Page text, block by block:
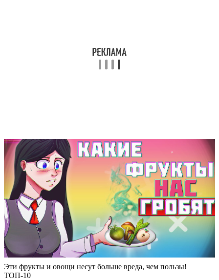
Эти фрукты и овощи несут больше вреда, чем пользы!
ТОП-10